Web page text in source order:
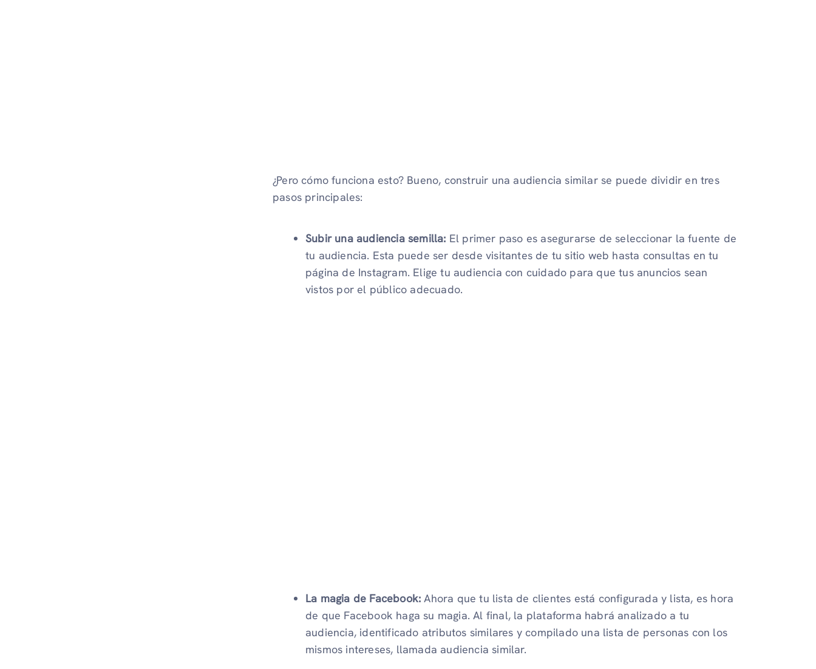
¿Pero cómo funciona esto? Bueno, construir una audiencia similar se puede dividir en tres
pasos principales:
Subir una audiencia semilla: El primer paso es asegurarse de seleccionar la fuente de
tu audiencia. Esta puede ser desde visitantes de tu sitio web hasta consultas en tu
página de Instagram. Elige tu audiencia con cuidado para que tus anuncios sean
vistos por el público adecuado.
La magia de Facebook:Ahora que tu lista de clientes está configurada y lista, es hora
de que Facebook haga su magia. Al final, la plataforma habrá analizado a tu
audiencia, identificado atributos similares y compilado una lista de personas con los
mismos intereses, llamada audiencia similar.